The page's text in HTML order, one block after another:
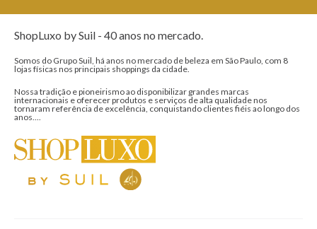
ShopLuxo by Suil - 40 anos no mercado.
Somos do Grupo Suil, há anos no mercado de beleza em São Paulo, com 8
lojas físicas nos principais shoppings da cidade.
Nossa tradição e pioneirismo ao disponibilizar grandes marcas
internacionais e oferecer produtos e serviços de alta qualidade nos
tornaram referência de excelência, conquistando clientes fiéis ao longo dos
anos....